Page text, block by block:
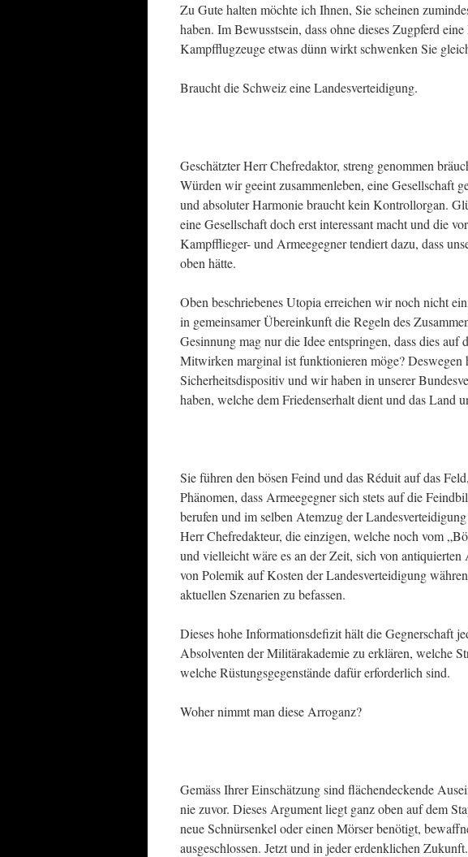
Zu Gute halten möchte ich Ihnen, Sie scheinen
haben. Im Bewusstsein, dass ohne dieses Zugpferd
Kampfflugzeuge etwas dünn wirkt schwenken Sie
Braucht die Schweiz eine Landesverteidigung.
Geschätzter Herr Chefredaktor, streng genommen
Würden wir geeint zusammenleben, eine Gesellschaft
und absoluter Harmonie braucht kein Kontrollorgan.
eine Gesellschaft doch erst interessant macht und die
Kampfflieger- und Armeegegner tendiert dazu, dass
oben hätte.
Oben beschriebenes Utopia erreichen wir noch nicht
in gemeinsamer Übereinkunft die Regeln des
Gesinnung mag nur die Idee entspringen, dass dies
Mitwirken marginal ist funktionieren möge? Deswegen
Sicherheitsdispositiv und wir haben in unserer
haben, welche dem Friedenserhalt dient und das Land
Sie führen den bösen Feind und das Réduit auf das
Phänomen, dass Armeegegner sich stets auf die
berufen und im selben Atemzug der
Herr Chefredakteur, die einzigen, welche noch vom
und vielleicht wäre es an der Zeit, sich von
von Polemik auf Kosten der Landesverteidigung
aktuellen Szenarien zu befassen.
Dieses hohe Informationsdefizit hält die Gegnerschaft
Absolventen der Militärakademie zu erklären, welche
welche Rüstungsgegenstände dafür erforderlich sind.
Woher nimmt man diese Arroganz?
Gemäss Ihrer Einschätzung sind flächendeckende
nie zuvor. Dieses Argument liegt ganz oben auf dem
neue Schnürsenkel oder einen Mörser benötigt,
ausgeschlossen. Jetzt und in jeder erdenklichen Zukunft.